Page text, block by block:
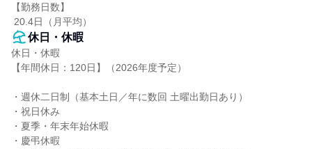
【勤務日数】
20.4日（月平均）
休日・休暇
休日・休暇
【年間休日：120日】（2026年度予定）
・週休二日制（基本土日／年に数回 土曜出勤日あり）
・祝日休み
・夏季・年末年始休暇
・慶弔休暇